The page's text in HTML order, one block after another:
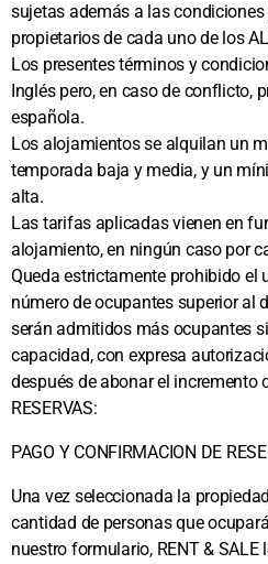
sujetas además a las
propietarios de cada uno de los
Los presentes términos y
Inglés pero, en caso de conflicto,
española.
Los alojamientos se alquilan un
temporada baja y media, y un
alta.
Las tarifas aplicadas vienen en
alojamiento, en ningún caso por
Queda estrictamente prohibido el
número de ocupantes superior al
serán admitidos más ocupantes
capacidad, con expresa
después de abonar el incremento
RESERVAS:
PAGO Y CONFIRMACION DE
Una vez seleccionada la
cantidad de personas que
nuestro formulario, RENT & SALE